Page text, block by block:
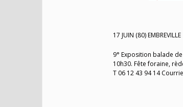
17 JUIN (80) EMBREVILLE
9° Exposition balade
10h30. Fête foraine,
T 06 12 43 94 14